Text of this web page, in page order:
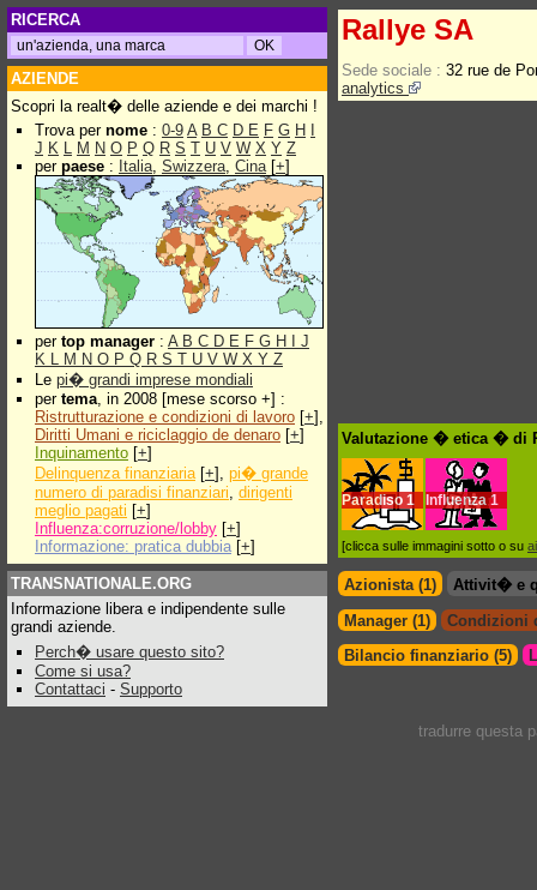
RICERCA
AZIENDE
Scopri la realt� delle aziende e dei marchi !
Trova per nome : 0-9 A B C D E F G H
J K L M N O P Q R S T U V W X Y Z
per paese : Italia, Swizzera, Cina[+]
per top manager : A B C D E F G H
J
K L M N O P Q R S T U V W X Y Z
Le pi� grandi imprese mondiali
per tema, in 2008 [mese scorso +] :
Ristrutturazione e condizioni di lavoro [+],
Diritti Umani e riciclaggio de denaro [+]
Inquinamento [+]
Delinquenza finanziaria[+], pi� grande
numero di paradisi finanziari, dirigenti
meglio pagati [+]
Influenza:corruzione/lobby [+]
Informazione: pratica dubbia [+]
TRANSNATIONALE.ORG
Informazione libera e indipendente sulle
grandi aziende.
Perch� usare questo sito?
Come si usa?
Contattaci - Supporto
Rallye SA
Sede sociale : 32 rue de
analytics
Valutazione � etica � di
Paradiso 1 Influenza 1
[clicca sulle immagini sotto o su
Azionista (1)
Attivit� e
Manager (1)
Condizioni
Bilancio finanziario (5)
tradurre questa